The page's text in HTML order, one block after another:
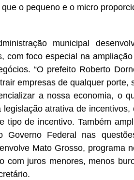
o pequeno e o micro
municipal
com foco especial na
“O prefeito Roberto
empresas de qualquer porte,
a nossa economia, o
atrativa de incentivos,
tipo de incentivo. Também
Federal nas
Mato Grosso, programa
com juros menores, menos